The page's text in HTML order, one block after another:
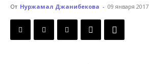
Кыргызстана
От Нуржамал Джанибекова - 09 января 2017